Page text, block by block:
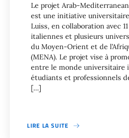
Le projet Arab-Mediterranean
est une initiative
Luiss, en collaboration avec
italiennes et plusieurs
du Moyen-Orient et de
(MENA). Le projet vise à
entre le monde universitaire
étudiants et professionnels
[…]
LIRE LA SUITE